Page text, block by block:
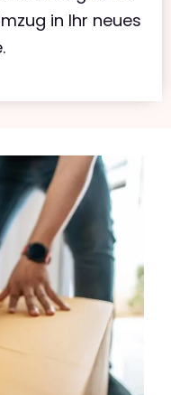
in Ihr neues